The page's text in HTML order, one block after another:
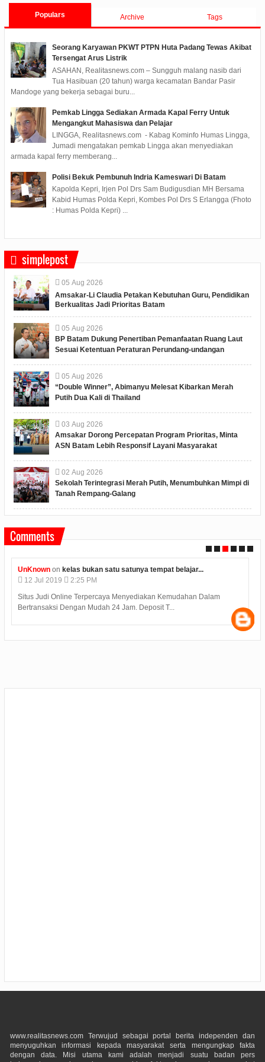
Populars Archive Tags
Seorang Karyawan PKWT PTPN Huta Padang Tewas Akibat
Tersengat Arus Listrik
ASAHAN, Realitasnews.com – Sungguh malang nasib dari
Tua Hasibuan (20 tahun) warga kecamatan Bandar Pasir
Mandoge yang bekerja sebagai buru...
Pemkab Lingga Sediakan Armada Kapal Ferry Untuk
Mengangkut Mahasiswa dan Pelajar
LINGGA, Realitasnews.com - Kabag Kominfo Humas Lingga,
Jumadi mengatakan pemkab Lingga akan menyediakan
armada kapal ferry memberang...
Polisi Bekuk Pembunuh Indria Kameswari Di Batam
Kapolda Kepri, Irjen Pol Drs Sam Budigusdian MH Bersama
Kabid Humas Polda Kepri, Kombes Pol Drs S Erlangga (Fhoto
: Humas Polda Kepri) ...
simplepost
05 Aug 2026
Amsakar-Li Claudia Petakan Kebutuhan Guru, Pendidikan
Berkualitas Jadi Prioritas Batam
05 Aug 2026
BP Batam Dukung Penertiban Pemanfaatan Ruang Laut
Sesuai Ketentuan Peraturan Perundang-undangan
05 Aug 2026
“Double Winner”, Abimanyu Melesat Kibarkan Merah
Putih Dua Kali di Thailand
03 Aug 2026
Amsakar Dorong Percepatan Program Prioritas, Minta
ASN Batam Lebih Responsif Layani Masyarakat
02 Aug 2026
Sekolah Terintegrasi Merah Putih, Menumbuhkan Mimpi di
Tanah Rempang-Galang
Comments
UnKnownon kelas bukan satu satunya tempat belajar...
12 Jul 2019
2:25 PM
Situs Judi Online Terpercaya Menyediakan Kemudahan Dalam
Bertransaksi Dengan Mudah 24 Jam. Deposit T...
www.realitasnews.com Terwujud sebagai portal berita independen dan
menyuguhkan informasi kepada masyarakat serta mengungkap fakta
dengan data. Misi utama kami adalah menjadi suatu badan pers